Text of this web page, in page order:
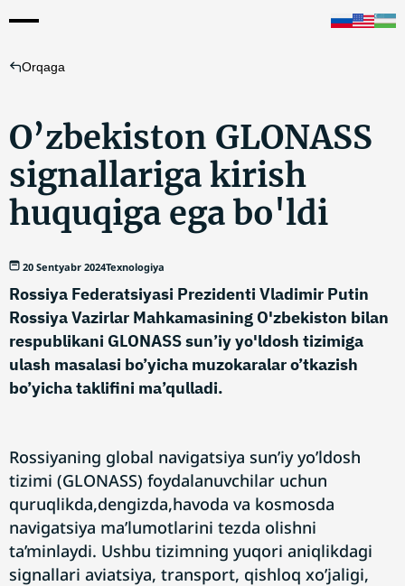
Orqaga
O’zbekiston GLONASS
signallariga kirish
huquqiga ega bo'ldi
20 Sentyabr 2024Texnologiya
Rossiya Federatsiyasi Prezidenti Vladimir Putin
Rossiya Vazirlar Mahkamasining O'zbekiston bilan
respublikani GLONASS sun’iy yo'ldosh tizimiga
ulash masalasi bo’yicha muzokaralar o’tkazish
bo’yicha taklifini ma’qulladi.
Rossiyaning global navigatsiya sun’iy yo’ldosh
tizimi (GLONASS) foydalanuvchilar uchun
quruqlikda,dengizda,havoda va kosmosda
navigatsiya ma’lumotlarini tezda olishni
ta’minlaydi. Ushbu tizimning yuqori aniqlikdagi
signallari aviatsiya, transport, qishloq xo’jaligi,